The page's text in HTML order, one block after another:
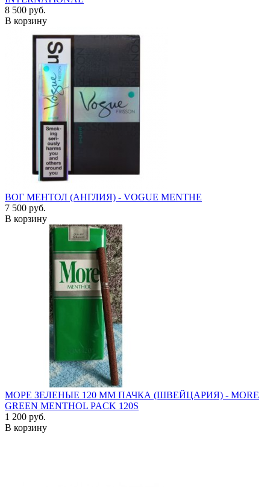
8 500 руб.
В корзину
ВОГ МЕНТОЛ (АНГЛИЯ) - VOGUE MENTHE
7 500 руб.
В корзину
МОРЕ ЗЕЛЕНЫЕ 120 ММ ПАЧКА (ШВЕЙЦАРИЯ) - MORE
GREEN MENTHOL PACK 120S
1 200 руб.
В корзину